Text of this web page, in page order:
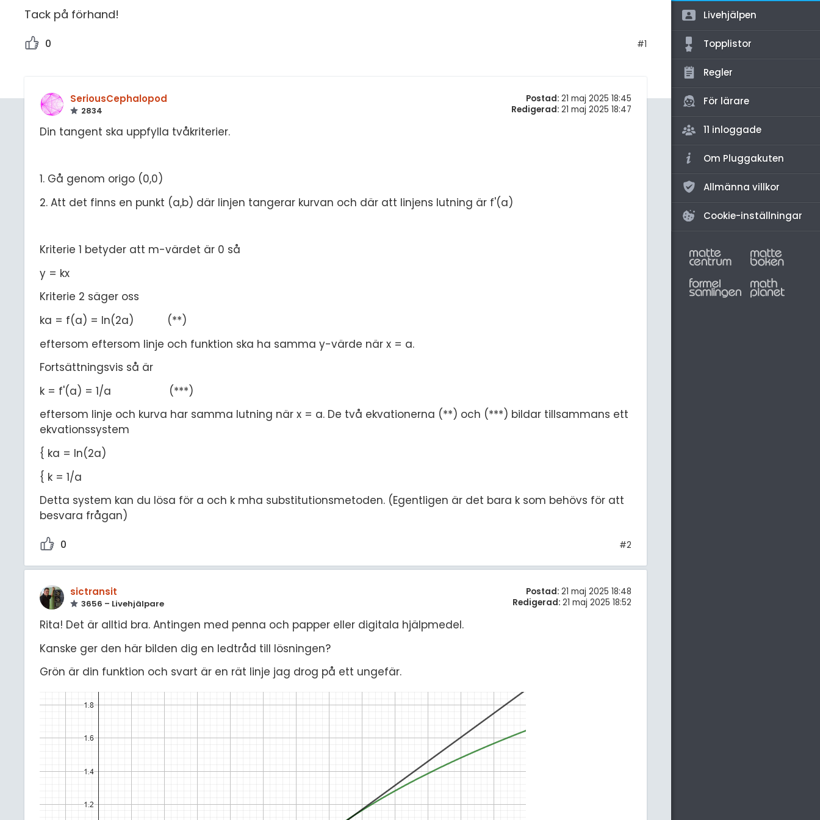
Tack på förhand!
0 #1
SeriousCephalopod
2834
Postad: 21 maj 2025 18:45
Redigerad: 21 maj 2025 18:47
Din tangent ska uppfylla tvåkriterier.
1. Gå genom origo (0,0)
2. Att det finns en punkt (a,b) där linjen tangerar kurvan och där att linjens lutning är f'(a)
Kriterie 1 betyder att m-värdet är 0 så
y = kx
Kriterie 2 säger oss
ka = f(a) = ln(2a) (**)
eftersom eftersom linje och funktion ska ha samma y-värde när x = a.
Fortsättningsvis så är
k = f'(a) = 1/a (***)
eftersom linje och kurva har samma lutning när x = a. De två ekvationerna (**) och (***) bildar tillsammans ett
ekvationssystem
{ ka = ln(2a)
{ k = 1/a
Detta system kan du lösa för a och k mha substitutionsmetoden. (Egentligen är det bara k som behövs för att
besvara frågan)
0 #2
sictransit
3656 – Livehjälpare
Postad: 21 maj 2025 18:48
Redigerad: 21 maj 2025 18:52
Rita! Det är alltid bra. Antingen med penna och papper eller digitala hjälpmedel.
Kanske ger den här bilden dig en ledtråd till lösningen?
Grön är din funktion och svart är en rät linje jag drog på ett ungefär.
Livehjälpen
Topplistor
Regler
För lärare
11 inloggade
Om Pluggakuten
Allmänna villkor
Cookie-inställningar
Allmänna diskussioner